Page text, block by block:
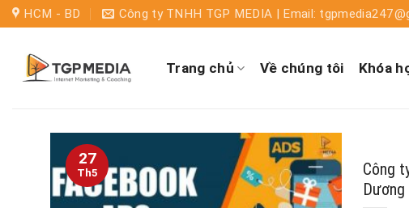
HCM - BD Công ty TNHH TGP MEDIA | Email:
Trang chủ Về chúng tôi Khóa
Công
Dương
27
Th5